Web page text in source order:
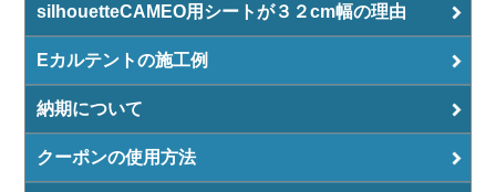
silhouetteCAMEO用シートが３２cm幅の理由
Eカルテントの施工例
納期について
クーポンの使用方法